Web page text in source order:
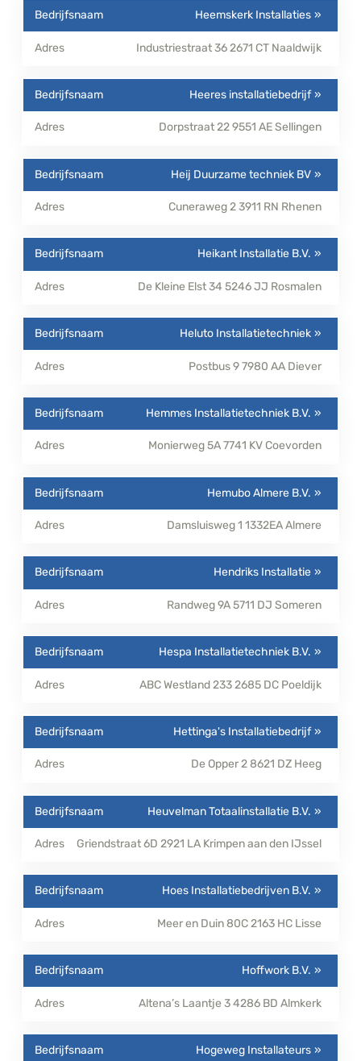
Heemskerk Installaties
Industriestraat 362671 CT Naaldwijk
Heeres installatiebedrijf
Dorpstraat 229551 AESellingen
Heij Duurzame techniek BV
Cuneraweg 23911 RN Rhenen
Heikant Installatie B.V.
De Kleine Elst 34 5246 JJ Rosmalen
Heluto Installatietechniek
Postbus 97980 AA Diever
Hemmes Installatietechniek B.V.
Monierweg 5A7741 KV Coevorden
Hemubo Almere B.V.
Damsluisweg 1 1332EAAlmere
Hendriks Installatie
Randweg 9A5711 DJ Someren
Hespa Installatietechniek B.V.
ABC Westland 2332685 DC Poeldijk
Hettinga's Installatiebedrijf
De Opper 28621 DZ Heeg
Heuvelman Totaalinstallatie B.V.
Griendstraat 6D 2921 LA Krimpen aan den IJssel
Hoes Installatiebedrijven B.V.
Meer en Duin 80C2163 HC Lisse
Hoffwork B.V.
Altena’s Laantje 34286 BD Almkerk
Hogeweg Installateurs